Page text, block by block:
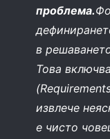
проблема.
в
Това
извлече
е чисто